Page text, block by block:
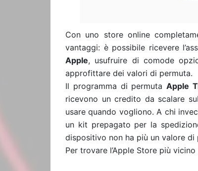
Con uno store online
vantaggi: è possibile ricevere
Apple, usufruire di comode
approfittare dei valori di permuta.
Il programma di permutaApple
ricevono un credito da scalare
usare quando vogliono. A chi
un kit prepagato per la
dispositivo non ha più un valore
Per trovare l’Apple Store più